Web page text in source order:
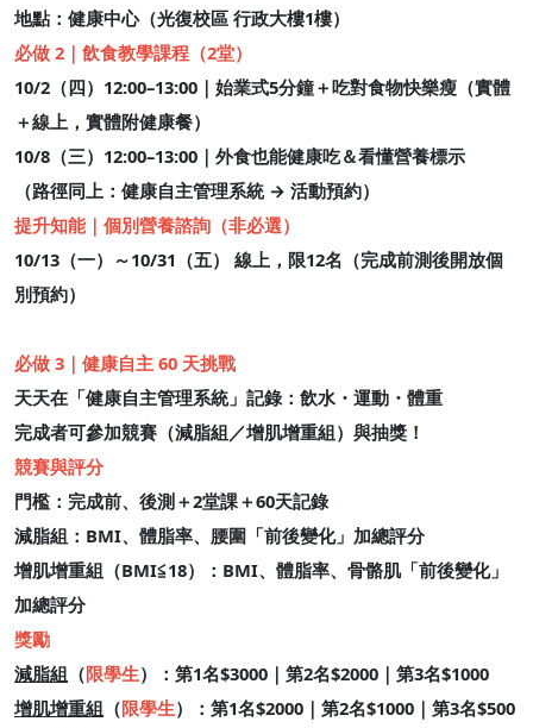
地點：健康中心（光復校區 行政大樓1樓）
必做 2｜飲食教學課程（2堂）
10/2（四）12:00–13:00｜始業式5分鐘＋吃對食物快樂瘦（實體
＋線上，實體附健康餐）
10/8（三）12:00–13:00｜外食也能健康吃＆看懂營養標示
（路徑同上：健康自主管理系統 → 活動預約）
提升知能｜個別營養諮詢（非必選）
10/13（一）～10/31（五） 線上，限12名（完成前測後開放個
別預約）
必做 3｜健康自主 60 天挑戰
天天在「健康自主管理系統」記錄：飲水・運動・體重
完成者可參加競賽（減脂組／增肌增重組）與抽獎！
競賽與評分
門檻：完成前、後測＋2堂課＋60天記錄
減脂組：BMI、體脂率、腰圍「前後變化」加總評分
增肌增重組（BMI≦18）：BMI、體脂率、骨骼肌「前後變化」
加總評分
獎勵
減脂組 （限學生）：第1名$3000｜第2名$2000｜第3名$1000
增肌增重組 （限學生）：第1名$2000｜第2名$1000｜第3名$500